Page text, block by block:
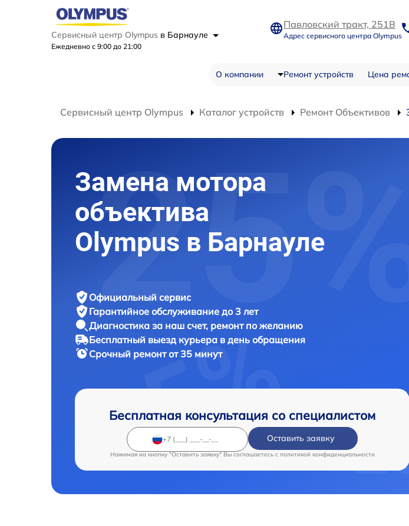
Сервисный центр Olympus в Барнауле
Ежедневно с 9:00 до 21:00
Павловский тракт, 251В
Адрес сервисного центра Olympus
О компании Ремонт устройств Цена
Сервисный центр Olympus Каталог устройств Ремонт Объективов
Замена мотора
объектива
Olympus в Барнауле
Официальный сервис
Гарантийное обслуживание до 3 лет
Диагностика за наш счет, ремонт по желанию
Бесплатный выезд курьера в день обращения
Срочный ремонтот 35 минут
Бесплатная консультация со специалистом
Оставить заявку
Нажимая на кнопку "Оставить заявку" Вы соглашаетесь c политикой конфиденциальности